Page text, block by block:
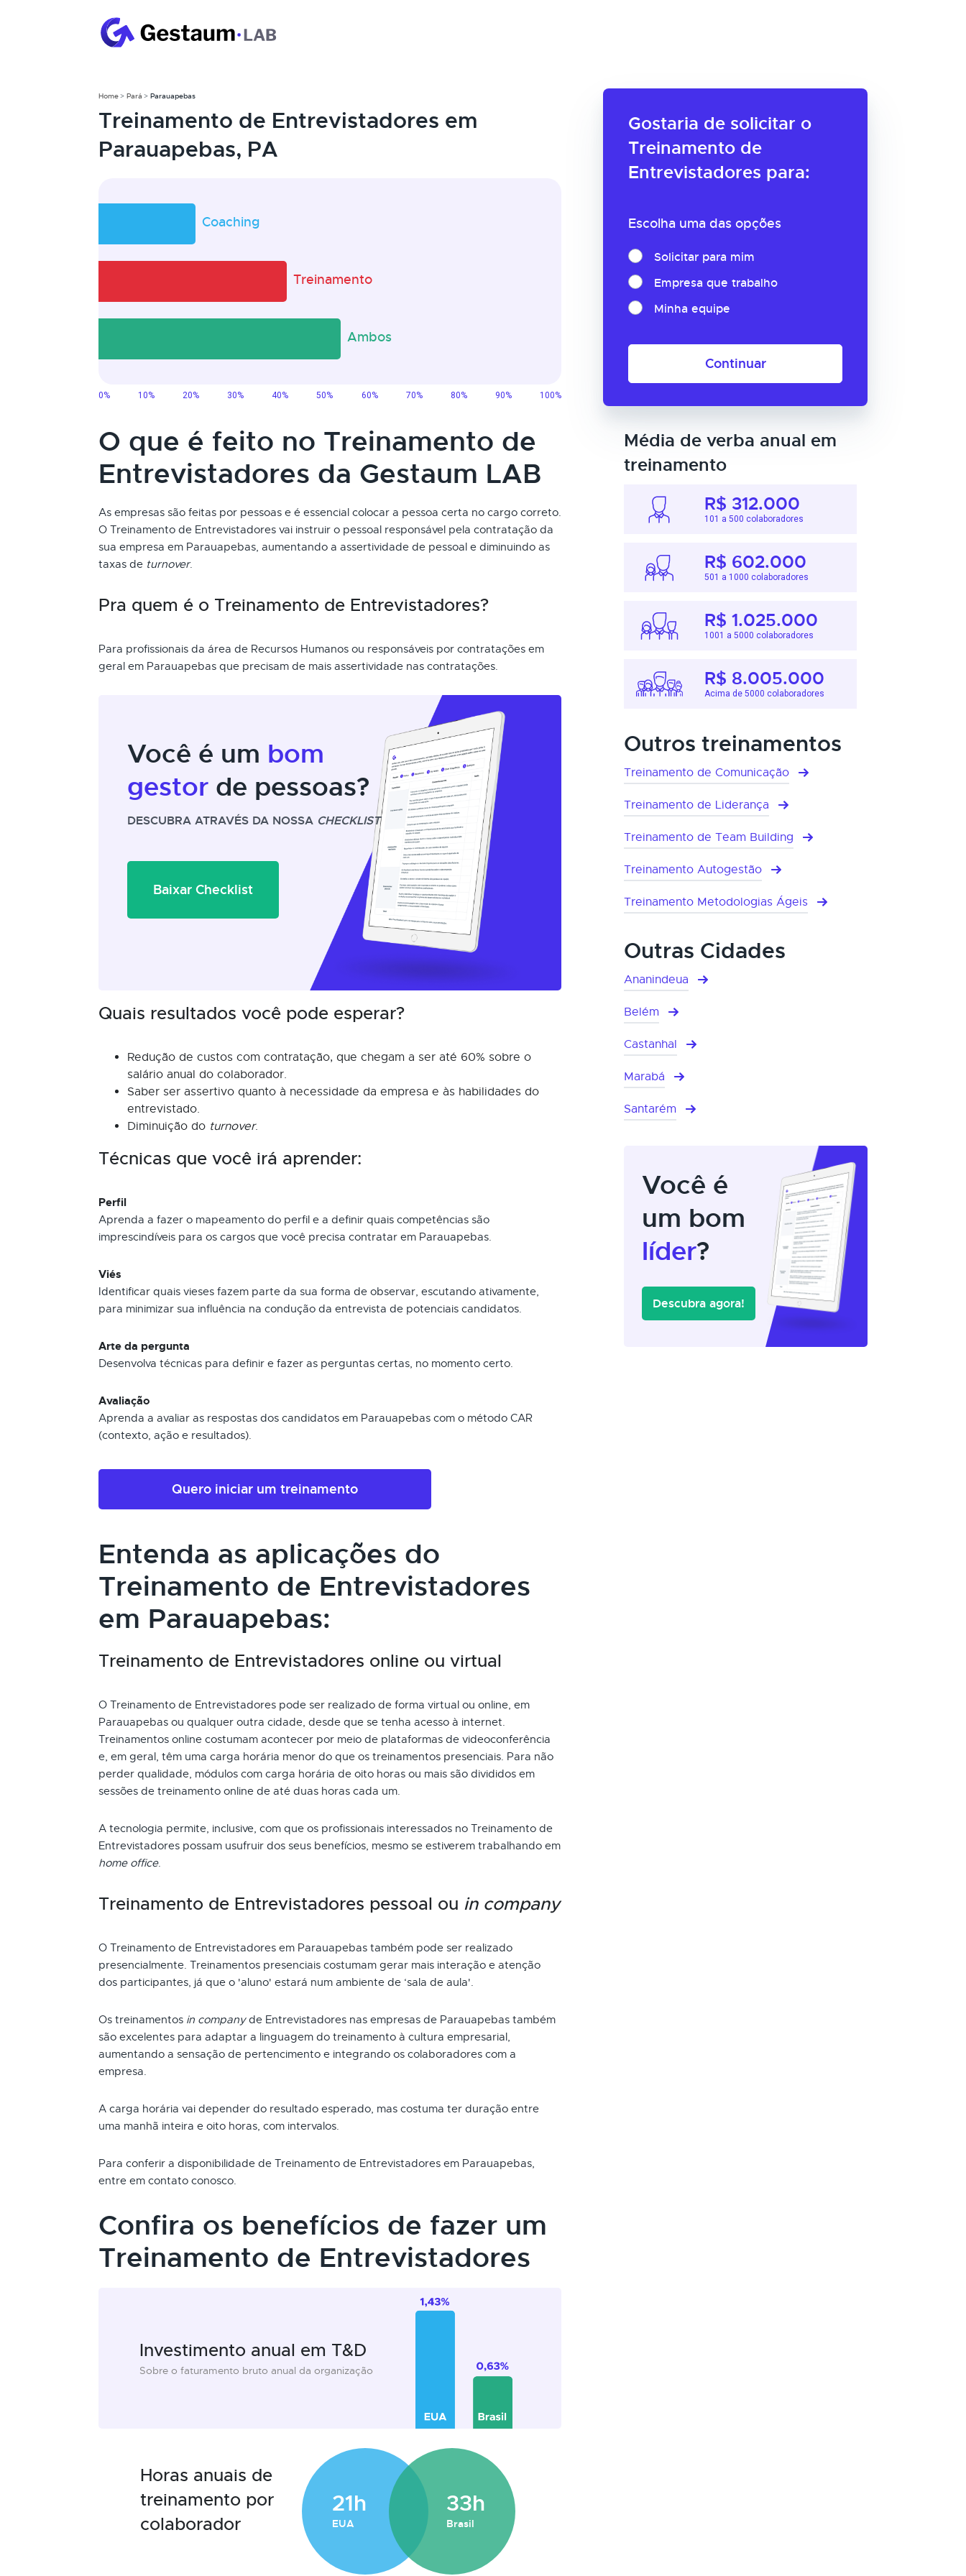
Gostaria de solicitar o
Treinamento de
Entrevistadores para:
Escolha uma das opções
Solicitar para mim
Empresa que trabalho
Minha equipe
Continuar
Home Pará Parauapebas
Treinamento de Entrevistadores em
Parauapebas, PA
O que é feito no Treinamento de
Entrevistadores da Gestaum LAB
As empresas são feitas por pessoas e é essencial colocar a pessoa certa no cargo correto.
O Treinamento de Entrevistadores vai instruir o pessoal responsável pela contratação da
sua empresa em Parauapebas, aumentando a assertividade de pessoal e diminuindo as
taxas de turnover.
Pra quem é o Treinamento de Entrevistadores?
Para profissionais da área de Recursos Humanos ou responsáveis por contratações em
geral em Parauapebas que precisam de mais assertividade nas contratações.
Você é um bom
gestor de pessoas?
DESCUBRA ATRAVÉS DA NOSSA CHECKLIST
Baixar Checklist
Quais resultados você pode esperar?
Redução de custos com contratação, que chegam a ser até 60% sobre o
salário anual do colaborador.
Saber ser assertivo quanto à necessidade da empresa e às habilidades do
entrevistado.
Diminuição do turnover.
Técnicas que você irá aprender:
Perfil
Aprenda a fazer o mapeamento do perfil e a definir quais competências são
imprescindíveis para os cargos que você precisa contratar em Parauapebas.
Viés
Identificar quais vieses fazem parte da sua forma de observar, escutando ativamente,
para minimizar sua influência na condução da entrevista de potenciais candidatos.
Arte da pergunta
Desenvolva técnicas para definir e fazer as perguntas certas, no momento certo.
Avaliação
Aprenda a avaliar as respostas dos candidatos em Parauapebas com o método CAR
(contexto, ação e resultados).
Quero iniciar um treinamento
Entenda as aplicações do
Treinamento de Entrevistadores
em Parauapebas:
Treinamento de Entrevistadores online ou virtual
O Treinamento de Entrevistadores pode ser realizado de forma virtual ou online, em
Parauapebas ou qualquer outra cidade, desde que se tenha acesso à internet.
Treinamentos online costumam acontecer por meio de plataformas de videoconferência
e, em geral, têm uma carga horária menor do que os treinamentos presenciais. Para não
perder qualidade, módulos com carga horária de oito horas ou mais são divididos em
sessões de treinamento online de até duas horas cada um.
A tecnologia permite, inclusive, com que os profissionais interessados no Treinamento de
Entrevistadores possam usufruir dos seus benefícios, mesmo se estiverem trabalhando em
home office.
Treinamento de Entrevistadores pessoal ou in company
O Treinamento de Entrevistadores em Parauapebas também pode ser realizado
presencialmente. Treinamentos presenciais costumam gerar mais interação e atenção
dos participantes, já que o 'aluno' estará num ambiente de ‘sala de aula'.
Os treinamentos in companyde Entrevistadores nas empresas de Parauapebas também
são excelentes para adaptar a linguagem do treinamento à cultura empresarial,
aumentando a sensação de pertencimento e integrando os colaboradores com a
empresa.
A carga horária vai depender do resultado esperado, mas costuma ter duração entre
uma manhã inteira e oito horas, com intervalos.
Para conferir a disponibilidade de Treinamento de Entrevistadores em Parauapebas,
entre em contato conosco.
Confira os benefícios de fazer um
Treinamento de Entrevistadores
Investimento anual em T&D
Sobre o faturamento bruto anual da organização
Horas anuais de
treinamento por
colaborador
21h
EUA
33h
Brasil
Média de verba anual em
treinamento
R$ 312.000
101 a 500 colaboradores
R$ 602.000
501 a 1000 colaboradores
R$ 1.025.000
1001 a 5000 colaboradores
R$ 8.005.000
Acima de 5000 colaboradores
Outros treinamentos
Treinamento de Comunicação
Treinamento de Liderança
Treinamento de Team Building
Treinamento Autogestão
Treinamento Metodologias Ágeis
Outras Cidades
Ananindeua
Belém
Castanhal
Marabá
Santarém
Você é
um bom
líder?
Descubra agora!